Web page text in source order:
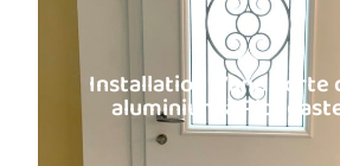
Installation d’une porte
aluminium à